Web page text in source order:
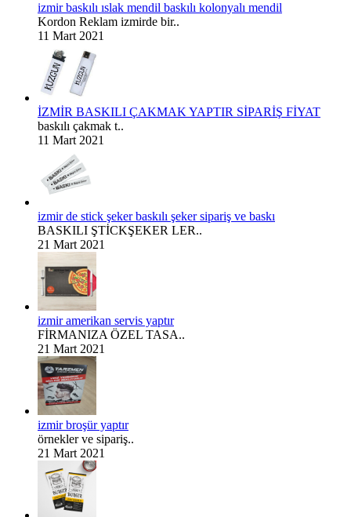
izmir baskılı ıslak mendil baskılı kolonyalı mendil
Kordon Reklam izmirde bir..
11 Mart 2021
İZMİR BASKILI ÇAKMAK YAPTIR SİPARİŞ FİYAT
baskılı çakmak t..
11 Mart 2021
izmir de stick şeker baskılı şeker sipariş ve baskı
BASKILI ŞTİCKŞEKER LER..
21 Mart 2021
izmir amerikan servis yaptır
FİRMANIZA ÖZEL TASA..
21 Mart 2021
izmir broşür yaptır
örnekler ve sipariş..
21 Mart 2021